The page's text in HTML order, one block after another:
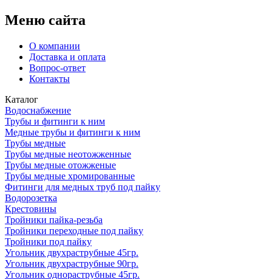
Меню сайта
О компании
Доставка и оплата
Вопрос-ответ
Контакты
Каталог
Водоснабжение
Трубы и фитинги к ним
Медные трубы и фитинги к ним
Трубы медные
Трубы медные неотожженные
Трубы медные отожженые
Трубы медные хромированные
Фитинги для медных труб под пайку
Водорозетка
Крестовины
Тройники пайка-резьба
Тройники переходные под пайку
Тройники под пайку
Угольник двухраструбные 45гр.
Угольник двухраструбные 90гр.
Угольник однораструбные 45гр.